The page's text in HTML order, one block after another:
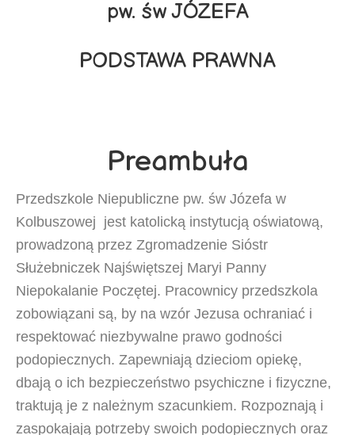
pw. św JÓZEFA
PODSTAWA PRAWNA
Preambuła
Przedszkole Niepubliczne pw. św Józefa w
Kolbuszowej jest katolicką instytucją oświatową,
prowadzoną przez Zgromadzenie Sióstr
Służebniczek Najświętszej Maryi Panny
Niepokalanie Poczętej. Pracownicy przedszkola
zobowiązani są, by na wzór Jezusa ochraniać i
respektować niezbywalne prawo godności
podopiecznych. Zapewniają dzieciom opiekę,
dbają o ich bezpieczeństwo psychiczne i fizyczne,
traktują je z należnym szacunkiem. Rozpoznają i
zaspokajają potrzeby swoich podopiecznych oraz